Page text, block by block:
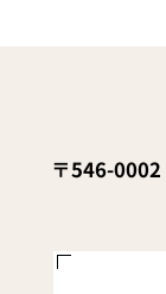
〒546-